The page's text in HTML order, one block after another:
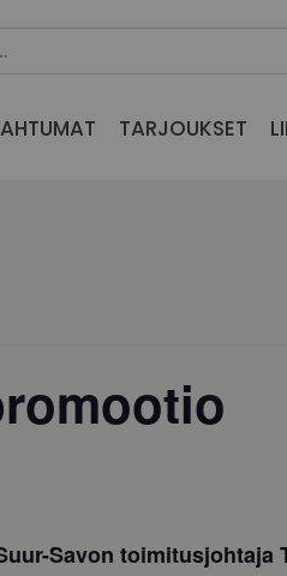
TARJOUKSET
Savon toimitusjohtaja